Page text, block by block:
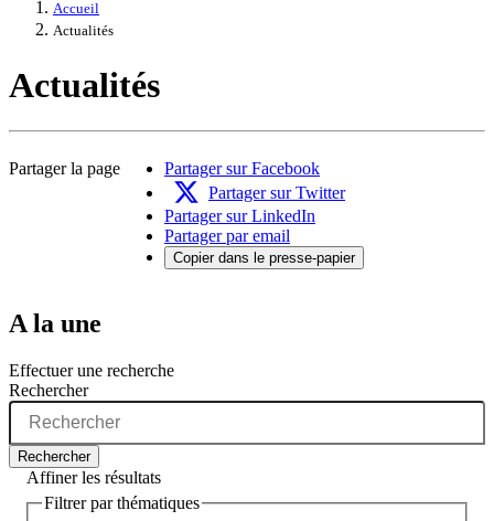
Accueil
Actualités
Actualités
Partager la page
Partager sur Facebook
Partager sur Twitter
Partager sur LinkedIn
Partager par email
Copier dans le presse-papier
A la une
Effectuer une recherche
Rechercher
Rechercher
Affiner les résultats
Filtrer par thématiques